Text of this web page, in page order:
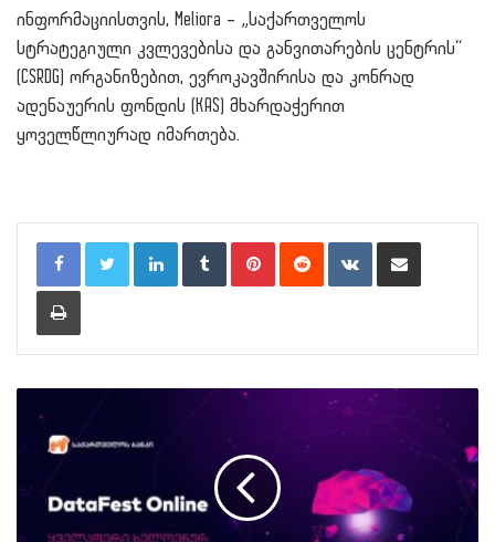
ინფორმაციისთვის, Meliora – „საქართველოს
სტრატეგიული კვლევებისა და განვითარების ცენტრის“
(CSRDG) ორგანიზებით, ევროკავშირისა და კონრად
ადენაუერის ფონდის (KAS) მხარდაჭერით
ყოველწლიურად იმართება.
LinkedInTumblr PinterestReddit VKontakteShare via Email
Print